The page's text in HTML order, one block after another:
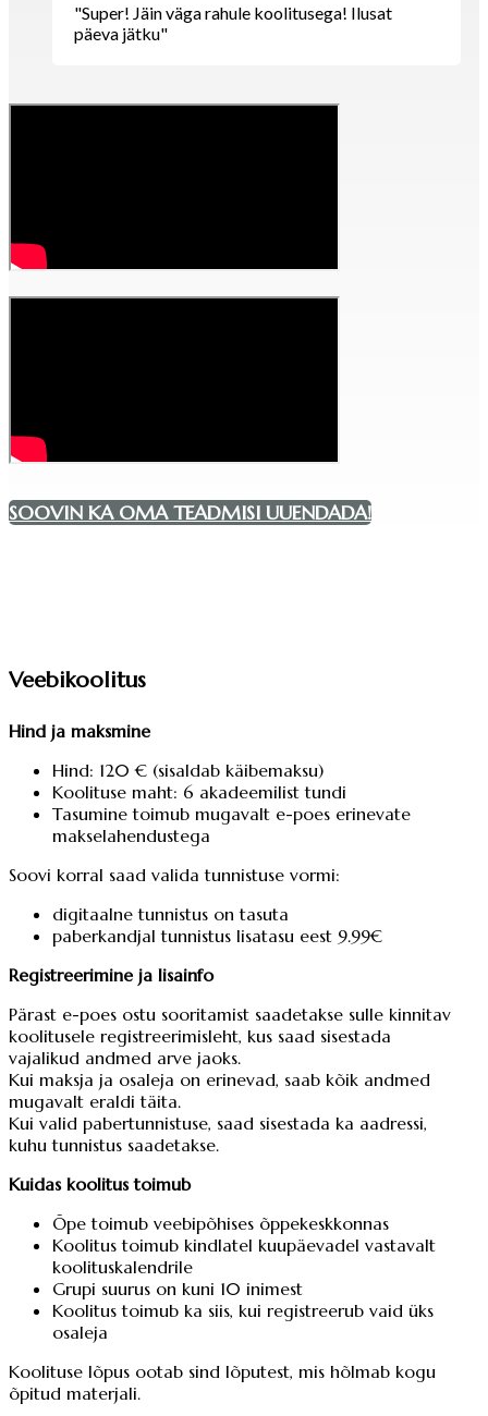
"Super! Jäin väga rahule koolitusega! Ilusat
päeva jätku"
SOOVIN KA OMA TEADMISI UUENDADA!
Veebikoolitus
Hind ja maksmine
Hind: 120 € (sisaldab käibemaksu)
Koolituse maht: 6 akadeemilist tundi
Tasumine toimub mugavalt e-poes erinevate
makselahendustega
Soovi korral saad valida tunnistuse vormi:
digitaalne tunnistus on tasuta
paberkandjal tunnistus lisatasu eest 9.99€
Registreerimine ja lisainfo
Pärast e-poes ostu sooritamist saadetakse sulle kinnitav
koolitusele registreerimisleht, kus saad sisestada
vajalikud andmed arve jaoks.
Kui maksja ja osaleja on erinevad, saab kõik andmed
mugavalt eraldi täita.
Kui valid pabertunnistuse, saad sisestada ka aadressi,
kuhu tunnistus saadetakse.
Kuidas koolitus toimub
Õpe toimub veebipõhises õppekeskkonnas
Koolitus toimub kindlatel kuupäevadel vastavalt
koolituskalendrile
Grupi suurus on kuni 10 inimest
Koolitus toimub ka siis, kui registreerub vaid üks
osaleja
Koolituse lõpus ootab sind lõputest, mis hõlmab kogu
õpitud materjali.